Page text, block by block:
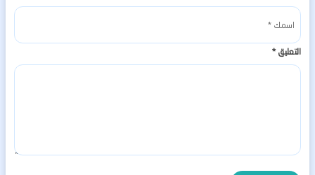
التعليق*